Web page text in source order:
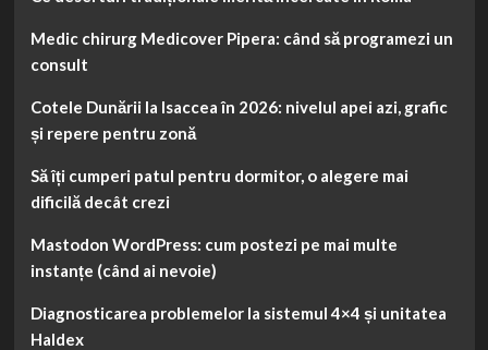
Medic chirurg Medicover Pipera: când să programezi un
consult
Cotele Dunării la Isaccea în 2026: nivelul apei azi, grafic
și repere pentru zonă
Să îți cumperi patul pentru dormitor, o alegere mai
dificilă decât crezi
Mastodon WordPress: cum postezi pe mai multe
instanțe (când ai nevoie)
Diagnosticarea problemelor la sistemul 4×4 și unitatea
Haldex